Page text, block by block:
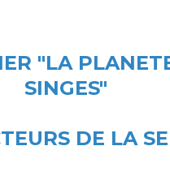
"LA
SINGES"
DE LA